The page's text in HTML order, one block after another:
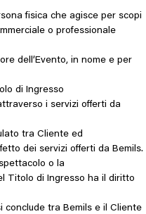
fisica che agisce per scopi
o professionale
dell’Evento, in nome e per
di Ingresso
i servizi offerti da
tra Cliente ed
dei servizi offerti da Bemils.
o la
Titolo di Ingresso ha il diritto
tra Bemils e il Cliente